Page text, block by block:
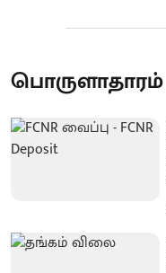
பொருளாதாரம்